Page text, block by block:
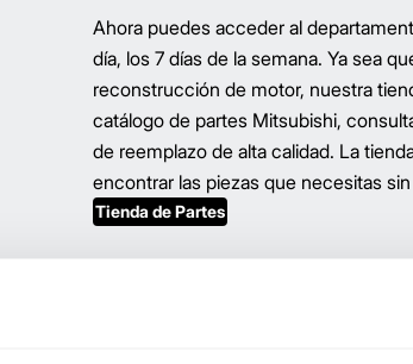
Ahora puedes acceder al
día, los 7 días de la semana. Ya sea
reconstrucción de motor, nuestra
catálogo de partes Mitsubishi,
de reemplazo de alta calidad. La
encontrar las piezas que necesitas
Tienda de Partes
y